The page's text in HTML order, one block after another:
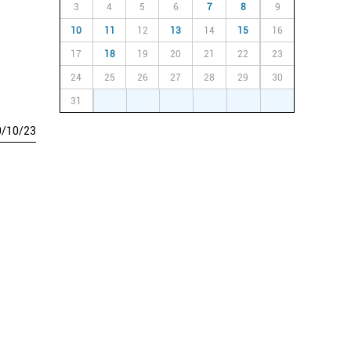
/10/23
3 4 5 6 7 8 9
10 11 12 13 14 15 16
17 18 19 20 21 22 23
24 25 26 27 28 29 30
31